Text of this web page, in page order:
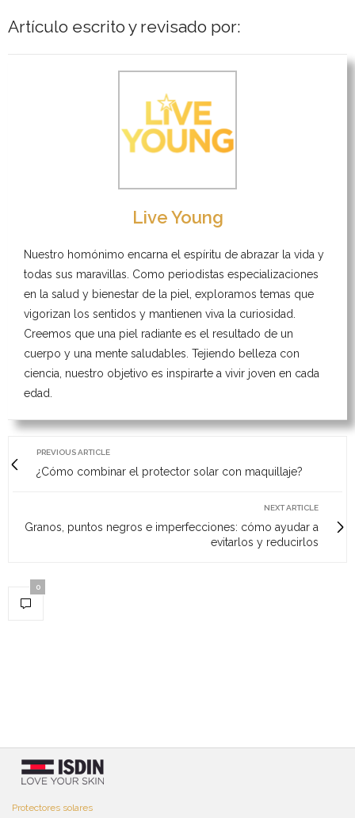
Artículo escrito y revisado por:
Live Young
Nuestro homónimo encarna el espíritu de abrazar la vida y
todas sus maravillas. Como periodistas especializaciones
en la salud y bienestar de la piel, exploramos temas que
vigorizan los sentidos y mantienen viva la curiosidad.
Creemos que una piel radiante es el resultado de un
cuerpo y una mente saludables. Tejiendo belleza con
ciencia, nuestro objetivo es inspirarte a vivir joven en cada
edad.
PREVIOUS ARTICLE
¿Cómo combinar el protector solar con maquillaje?
NEXT ARTICLE
Granos, puntos negros e imperfecciones: cómo ayudar a
evitarlos y reducirlos
0
Protectores solares